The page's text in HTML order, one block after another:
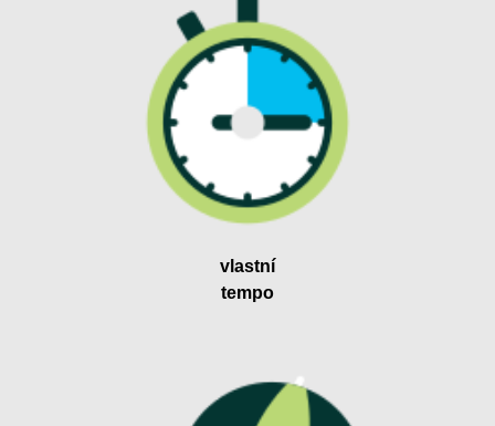
vlastní
tempo